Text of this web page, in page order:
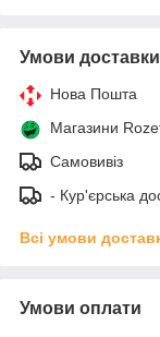
Умови доставки
Нова Пошта
Магазини
Самовивіз
- Кур'єрська
Всі умови
Умови оплати